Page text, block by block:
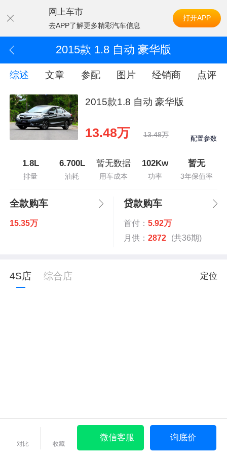
网上车市
去APP了解更多精彩汽车信息
打开APP
2015款 1.8 自动 豪华版
综述 文章 参配 图片 经销商 点评
2015款1.8 自动 豪华版
13.48万 13.48万 配置参数
1.8L
排量
6.700L
油耗
暂无数据
用车成本
102Kw
功率
暂无
3年保值率
全款购车
15.35万
贷款购车
首付： 5.92万
月供： 2872 (共36期)
4S店 综合店 定位
对比 收藏
微信客服 询底价